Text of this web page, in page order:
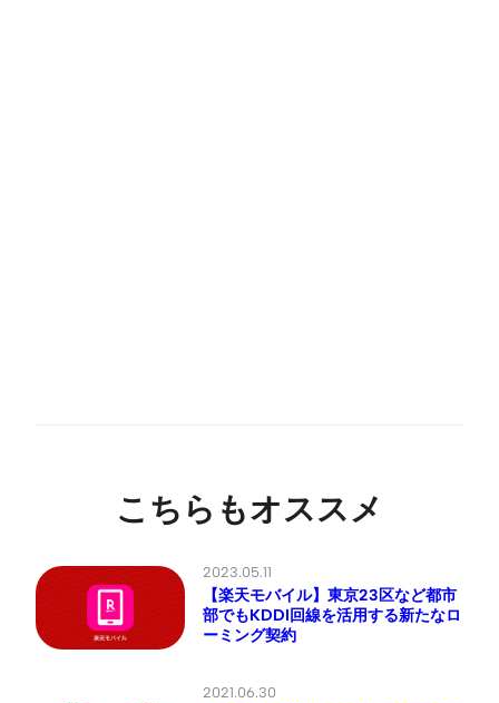
こちらもオススメ
2023.05.11
【楽天モバイル】東京23区など都市
部でもKDDI回線を活用する新たなロ
ーミング契約
2021.06.30